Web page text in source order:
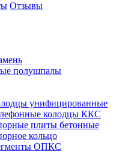
Отзывы
полушпалы
унифицированные
колодцы ККС
плиты бетонные
кольцо
ОПКС